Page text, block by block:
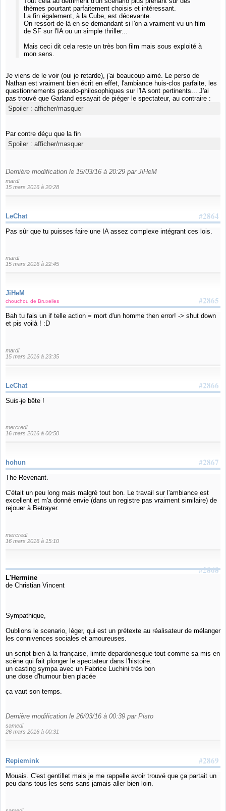
thèmes pourtant parfaitement choisis et intéressant.
La fin également, à la Cube, est décevante.
On ressort de là en se demandant si l'on a vraiment vu un film
de SF sur l'IA ou un simple thriller...
Mais ceci dit cela reste un très bon film mais sous exploité à
mon sens.
Je viens de le voir (oui je retarde), j'ai beaucoup aimé. Le perso de
Nathan est vraiment bien écrit en effet, l'ambiance huis-clos parfaite, les
questionnements pseudo-philosophiques sur l'IA sont pertinents... J'ai
pas trouvé que Garland essayait de piéger le spectateur, au contraire :
Spoiler : afficher/masquer
Par contre déçu que la fin
Spoiler : afficher/masquer
Dernière modification le 15/03/16 à 20:29 par JiHeM
mardi
15 mars 2016 à 20:28
#2864
LeChat
Pas sûr que tu puisses faire une IA assez complexe intégrant ces lois.
mardi
15 mars 2016 à 22:45
JiHeM
#2865
chouchou de Bruxelles
Bah tu fais un if telle action = mort d'un homme then error! -> shut down
et pis voilà ! :D
mardi
15 mars 2016 à 23:35
#2866
LeChat
Suis-je bête !
mercredi
16 mars 2016 à 00:50
#2867
hohun
The Revenant.
C'était un peu long mais malgré tout bon. Le travail sur l'ambiance est
excellent et m'a donné envie (dans un registre pas vraiment similaire) de
rejouer à Betrayer.
mercredi
16 mars 2016 à 15:10
#2868
L'Hermine
de Christian Vincent
Sympathique,
Oublions le scenario, léger, qui est un prétexte au réalisateur de mélanger
les connivences sociales et amoureuses.
un script bien à la française, limite depardonesque tout comme sa mis en
scène qui fait plonger le spectateur dans l'histoire.
un casting sympa avec un Fabrice Luchini très bon
une dose d'humour bien placée
ça vaut son temps.
Dernière modification le 26/03/16 à 00:39 par Pisto
samedi
26 mars 2016 à 00:31
#2869
Repiemink
Mouais. C'est gentillet mais je me rappelle avoir trouvé que ça partait un
peu dans tous les sens sans jamais aller bien loin.